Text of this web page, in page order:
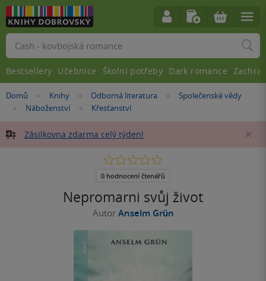
Nacházíte
Domů »Knihy »
Odborná literatura »
Společenské vědy
»
Náboženství »
Křesťanství
Zásilkovna zdarma celý týden!
Nepromarni svůj život
Autor Anselm Grün
0.0
5
0 hodnocení čtenářů
Vyhledávání
Bestsellery Učebnice Školní potřeby Dark romance